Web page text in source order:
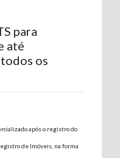
para
até
os
após o registro do
de Imóveis, na forma